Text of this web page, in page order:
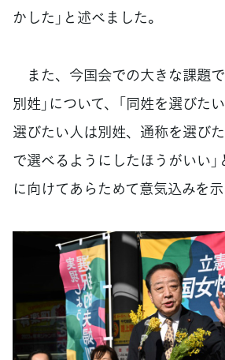
かした」と述べました。
また、今国会での大きな課題で
別姓」について、「同姓を選びた
選びたい人は別姓、通称を選び
で選べるようにしたほうがいい
に向けてあらためて意気込みを示